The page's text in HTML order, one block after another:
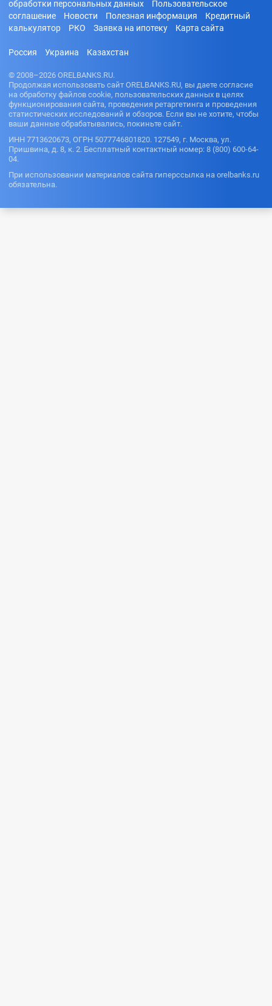
обработки персональных данных
Пользовательское
соглашение
Новости Полезная информация
Кредитный
калькулятор
РКО Заявка на ипотеку Карта сайта
Россия Украина Казахстан
© 2008–2026 ORELBANKS.RU.
Продолжая использовать сайт ORELBANKS.RU, вы даете согласие
на обработку файлов cookie, пользовательских данных в целях
функционирования сайта, проведения ретаргетинга и проведения
статистических исследований и обзоров. Если вы не хотите, чтобы
ваши данные обрабатывались, покиньте сайт.
ИНН 7713620673, ОГРН 5077746801820. 127549, г. Москва, ул.
Пришвина, д. 8, к. 2. Бесплатный контактный номер: 8 (800) 600-64-
04.
При использовании материалов сайта гиперссылка на orelbanks.ru
обязательна.